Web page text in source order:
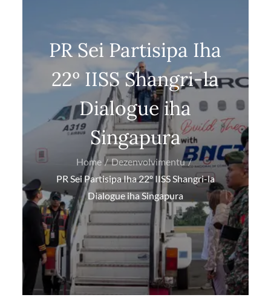
PR Sei Partisipa Iha
22º IISS Shangri-la
Dialogue iha
Singapura
Home
Dezenvolvimentu
PR Sei Partisipa Iha 22º IISS Shangri-la
Dialogue iha Singapura